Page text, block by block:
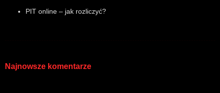
PIT online – jak rozliczyć?
Najnowsze komentarze